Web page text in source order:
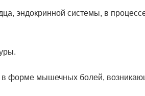
эндокринной системы, в
в форме мышечных болей,